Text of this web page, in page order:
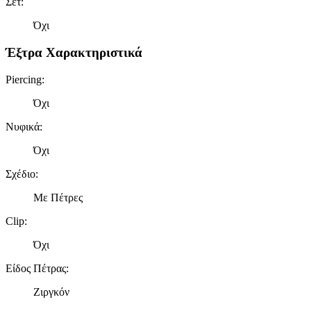
Όχι
Έξτρα Χαρακτηριστικά
Piercing:
Όχι
Νυφικά:
Όχι
Σχέδιο:
Με Πέτρες
Clip:
Όχι
Είδος Πέτρας:
Ζιργκόν